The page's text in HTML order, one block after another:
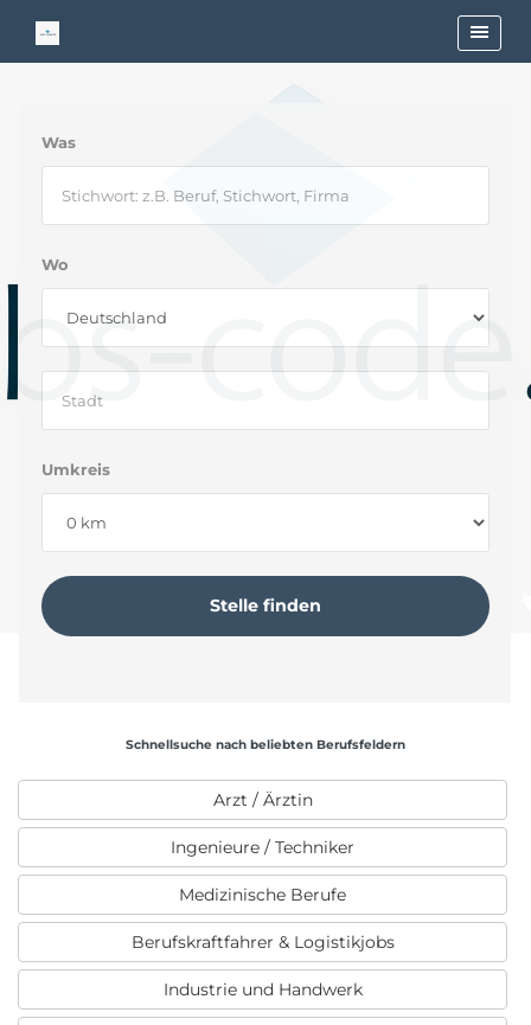
Was
Wo
Umkreis
Schnellsuche nach beliebten Berufsfeldern
Arzt / Ärztin
Ingenieure / Techniker
Medizinische Berufe
Berufskraftfahrer & Logistikjobs
Industrie und Handwerk